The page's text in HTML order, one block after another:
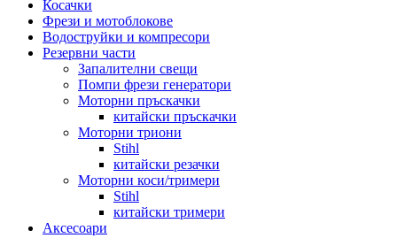
Косачки
Фрези и мотоблокове
Водоструйки и компресори
Резервни части
Запалителни свещи
Помпи фрези генератори
Моторни пръскачки
китайски пръскачки
Моторни триони
Stihl
китайски резачки
Моторни коси/тримери
Stihl
китайски тримери
Аксесоари